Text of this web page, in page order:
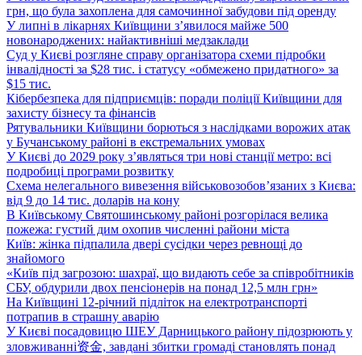
грн, що була захоплена для самочинної забудови під оренду
У липні в лікарнях Київщини з’явилося майже 500
новонароджених: найактивніші медзаклади
Суд у Києві розгляне справу організатора схеми підробки
інвалідності за $28 тис. і статусу «обмежено придатного» за
$15 тис.
Кібербезпека для підприємців: поради поліції Київщини для
захисту бізнесу та фінансів
Рятувальники Київщини борються з наслідками ворожих атак
у Бучанському районі в екстремальних умовах
У Києві до 2029 року з’являться три нові станції метро: всі
подробиці програми розвитку
Схема нелегального вивезення військовозобов’язаних з Києва:
від 9 до 14 тис. доларів на кону
В Київському Святошинському районі розгорілася велика
пожежа: густий дим охопив численні райони міста
Київ: жінка підпалила двері сусідки через ревнощі до
знайомого
«Київ під загрозою: шахраї, що видають себе за співробітників
СБУ, обдурили двох пенсіонерів на понад 12,5 млн грн»
На Київщині 12-річний підліток на електротранспорті
потрапив в страшну аварію
У Києві посадовицю ШЕУ Дарницького району підозрюють у
зловживанні资金, завдані збитки громаді становлять понад